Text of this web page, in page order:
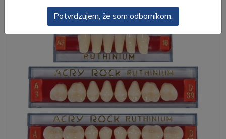
Potvrdzujem, že som odborníkom.